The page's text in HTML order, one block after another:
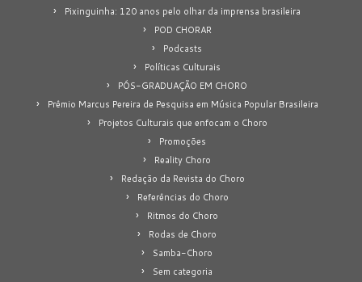
Pixinguinha: 120 anos pelo olhar da imprensa brasileira
POD CHORAR
Podcasts
Políticas Culturais
PÓS-GRADUAÇÃO EM CHORO
Prêmio Marcus Pereira de Pesquisa em Música Popular Brasileira
Projetos Culturais que enfocam o Choro
Promoções
Reality Choro
Redação da Revista do Choro
Referências do Choro
Ritmos do Choro
Rodas de Choro
Samba-Choro
Sem categoria